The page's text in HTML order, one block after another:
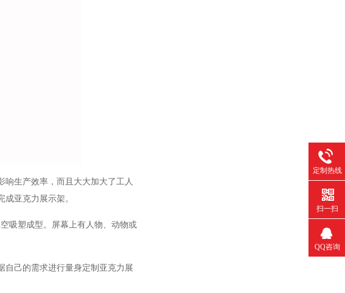
响生产效率，而且大大加大了工人
亚克力展示架。
吸塑成型。屏幕上有人物、动物或
自己的需求进行量身定制亚克力展
定制热线
扫一扫
QQ咨询
529368588